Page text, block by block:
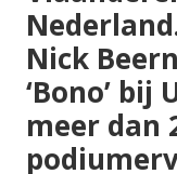
Nick
‘Bono’ bij
meer dan